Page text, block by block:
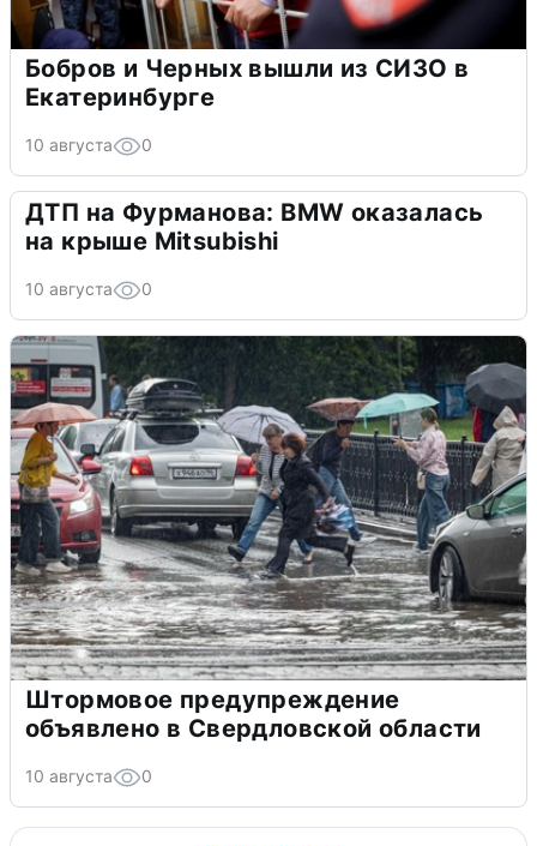
Бобров и Черных вышли из СИЗО в
Екатеринбурге
10 августа 0
ДТП на Фурманова: BMW оказалась
на крыше Mitsubishi
10 августа 0
Штормовое предупреждение
объявлено в Свердловской области
10 августа 0